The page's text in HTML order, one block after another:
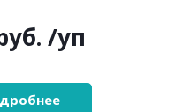
/уп